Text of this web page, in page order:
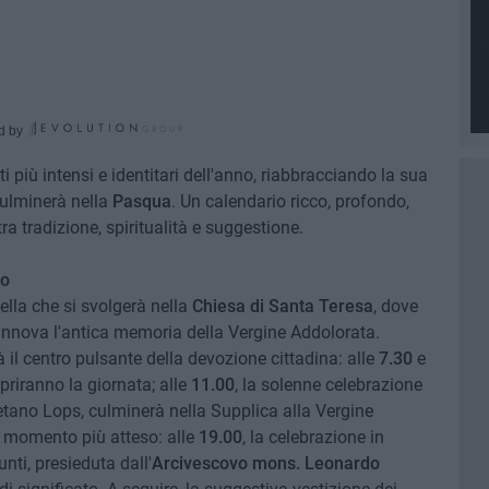
by
più intensi e identitari dell'anno, riabbracciando la sua
nella Pasqua. Un calendario ricco, profondo,
tradizione, spiritualità e suggestione.
che si svolgerà nella Chiesa di Santa Teresa, dove
l'antica memoria della Vergine Addolorata.
centro pulsante della devozione cittadina: alle 7.30 e
la giornata; alle 11.00, la solenne celebrazione
Lops, culminerà nella Supplica alla Vergine
più atteso: alle 19.00, la celebrazione in
presieduta dall'Arcivescovo mons. Leonardo